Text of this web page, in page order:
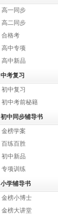
高一同步
高二同步
合格考
高中专项
高中新品
中考复习
初中复习
初中考前秘籍
初中同步辅导书
金榜学案
百练百胜
初中新品
专项训练
小学辅导书
金榜小博士
金榜大讲堂